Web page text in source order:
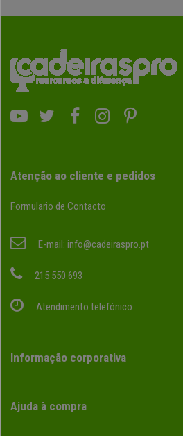
Atenção ao cliente e pedidos
Formulario de Contacto
E-mail: info@cadeiraspro.pt
215 550 693
Atendimento telefónico
Informação corporativa
Ajuda à compra